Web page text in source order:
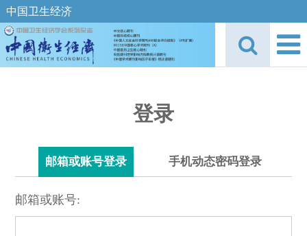
中国卫生经济
登录
邮箱或账号登录 手机动态密码登录
邮箱或账号: